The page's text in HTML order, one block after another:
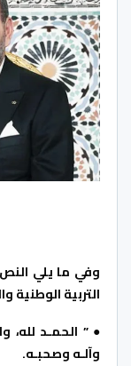
وفي ما يلي النص
التربية
● ” الحمـد لله،
وآلـه وصحبـه.